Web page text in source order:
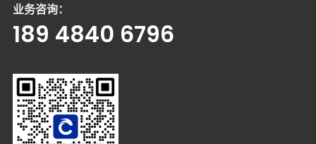
业务咨询：
189 4840 6796